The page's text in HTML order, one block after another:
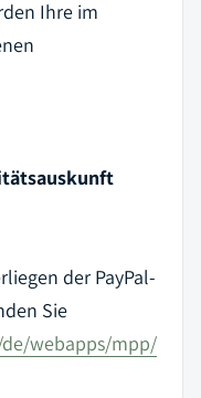
Ihre im
der PayPal-
Sie
webapps/mpp/